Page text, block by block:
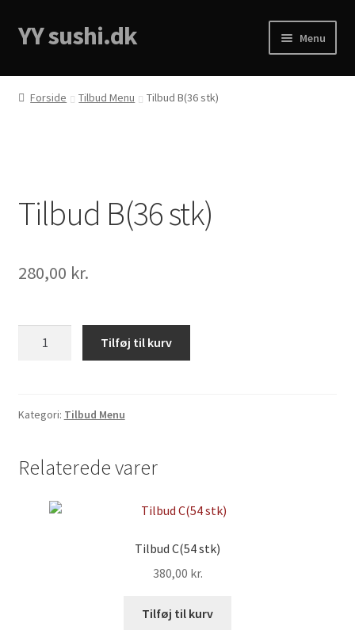
Spring
til
Spring
til
YY sushi.dk Menu
Forside
Menukort
Privacy Policy
Forside Tilbud Menu Tilbud B(36 stk)
Tilbud B(36 stk)
280,00 kr.
Tilføj til kurv
Kategori: Tilbud Menu
Relaterede varer
Tilbud C(54 stk)
380,00 kr.
Tilføj til kurv